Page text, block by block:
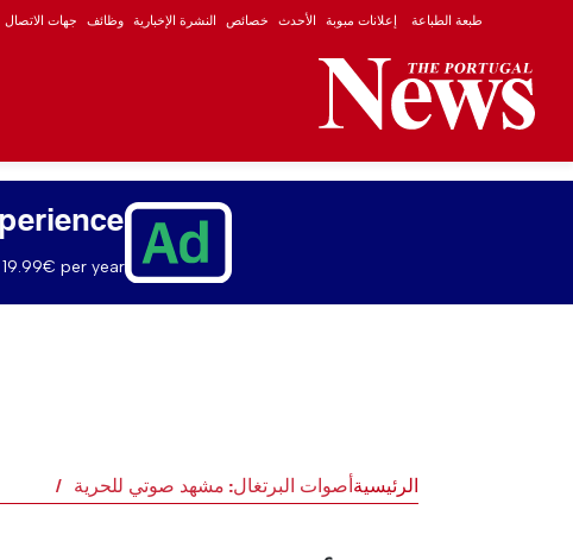
طبعة الطباعة إعلانات مبوبة الأحدث خصائص النشرة الإخبارية وظائف جهات الاتصال
per year.
الرئيسيةأصوات البرتغال: مشهد صوتي للحرية